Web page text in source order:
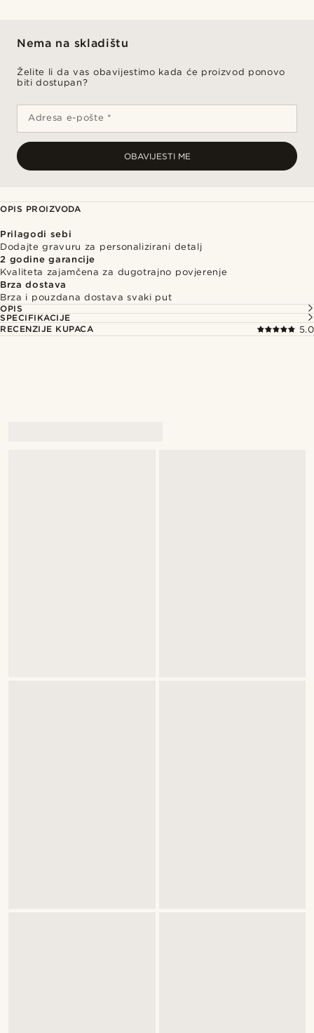
Nema na skladištu
Želite li da vas obavijestimo kada će proizvod ponovo
biti dostupan?
Adresa e-pošte *
OBAVIJESTI ME
OPIS PROIZVODA
Prilagodi sebi
Dodajte gravuru za personalizirani detalj
2 godine garancije
Kvaliteta zajamčena za dugotrajno povjerenje
Brza dostava
Brza i pouzdana dostava svaki put
OPIS
SPECIFIKACIJE
RECENZIJE KUPACA
5.0